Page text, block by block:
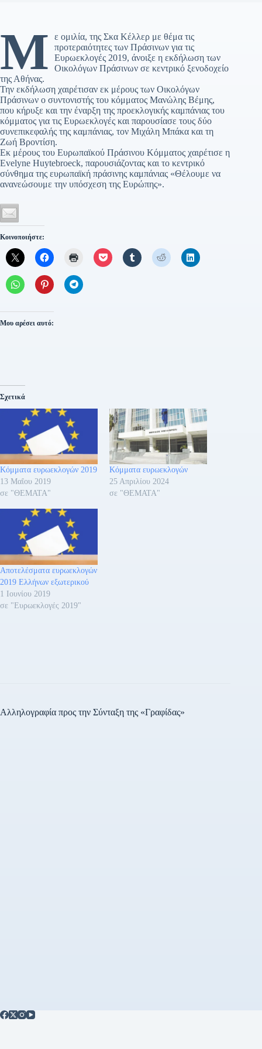
Μ
ε ομιλία, της Σκα Κέλλερ με θέμα τις
προτεραιότητες των Πράσινων για τις
Ευρωεκλογές 2019, άνοιξε η εκδήλωση των
Οικολόγων Πράσινων σε κεντρικό ξενοδοχείο
της Αθήνας.
Την εκδήλωση χαιρέτισαν εκ μέρους των Οικολόγων
Πράσινων ο συντονιστής του κόμματος Μανώλης Βέμης,
που κήρυξε και την έναρξη της προεκλογικής καμπάνιας του
κόμματος για τις Ευρωεκλογές και παρουσίασε τους δύο
συνεπικεφαλής της καμπάνιας, τον Μιχάλη Μπάκα και τη
Ζωή Βροντίση.
Εκ μέρους του Ευρωπαϊκού Πράσινου Κόμματος χαιρέτισε η
Evelyne Huytebroeck, παρουσιάζοντας και το κεντρικό
σύνθημα της ευρωπαϊκή πράσινης καμπάνιας «Θέλουμε να
ανανεώσουμε την υπόσχεση της Ευρώπης».
Κοινοποιήστε:
Μου αρέσει αυτό:
Σχετικά
Κόμματα ευρωεκλογών 2019
13 Μαΐου 2019
σε "ΘΕΜΑΤΑ"
Κόμματα ευρωεκλογών
25 Απριλίου 2024
σε "ΘΕΜΑΤΑ"
Αποτελέσματα ευρωεκλογών
2019 Ελλήνων εξωτερικού
1 Ιουνίου 2019
σε "Ευρωεκλογές 2019"
Αλληλογραφία προς την Σύνταξη της «Γραφίδας»